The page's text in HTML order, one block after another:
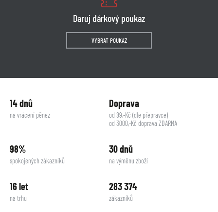
Daruj dárkový poukaz
VYBRAT POUKAZ
14 dnů
na vrácení pěnez
Doprava
od 89,-Kč (dle přepravce)
od 3000,-Kč doprava ZDARMA
98%
spokojených zákazníků
30 dnů
na výměnu zboží
16 let
na trhu
283 374
zákazníků